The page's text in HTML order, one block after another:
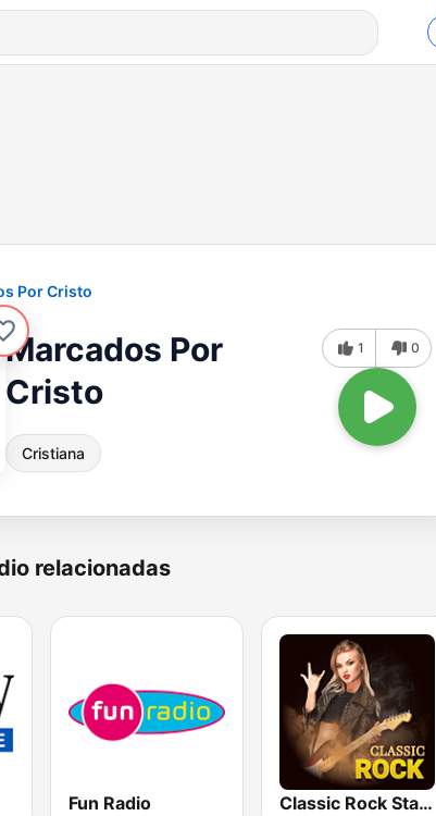
Por Cristo
Marcados Por
Cristo
Cristiana
1 0
relacionadas
Fun Radio Classic Rock Station